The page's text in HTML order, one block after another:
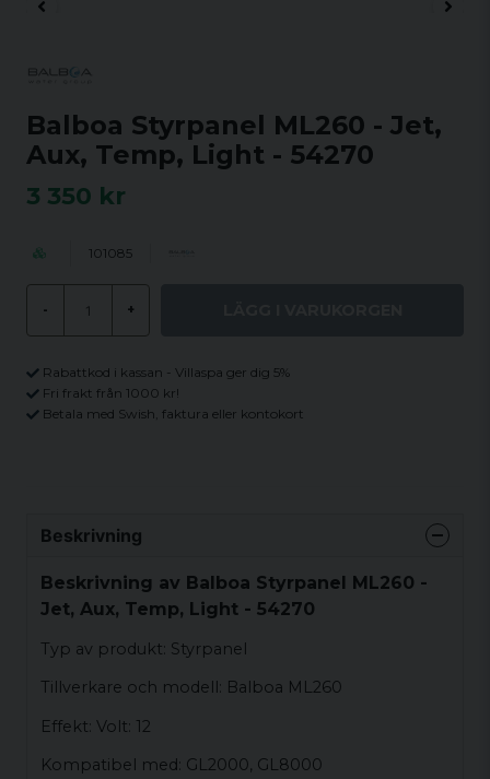
Balboa Styrpanel ML260 - Jet,
Aux, Temp, Light - 54270
3 350 kr
101085
- +
Rabattkod i kassan - Villaspa ger dig 5%
Fri frakt från 1000 kr!
Betala med Swish, faktura eller kontokort
Beskrivning
Beskrivning av Balboa Styrpanel ML260 -
Jet, Aux, Temp, Light - 54270
Typ av produkt: Styrpanel
Tillverkare och modell: Balboa ML260
Effekt: Volt: 12
Kompatibel med: GL2000, GL8000